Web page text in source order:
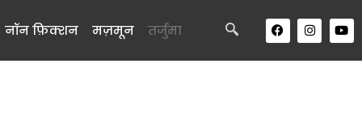
नॉन फ़िक्शन मज़मून तर्जुमा